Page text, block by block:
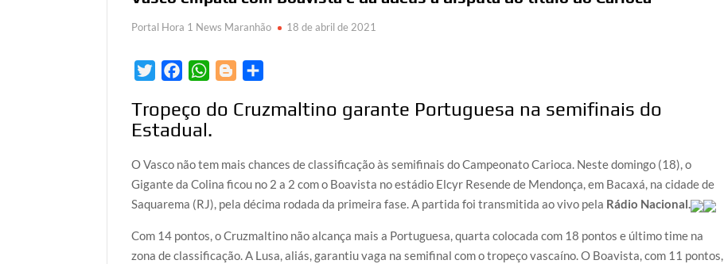
Portal Hora 1 News Maranhão 18 de abril de 2021
i
t
e
c
e
o
W
a
t
A
p
o
e
a
Tropeço do Cruzmaltino garante Portuguesa na semifinais do
Estadual.
O Vasco não tem mais chances de classificação às semifinais do Campeonato Carioca. Neste domingo (18), o
Gigante da Colina ficou no 2 a 2 com o Boavista no estádio Elcyr Resende de Mendonça, em Bacaxá, na cidade de
Saquarema (RJ), pela décima rodada da primeira fase. A partida foi transmitida ao vivo pela Rádio Nacional.
Com 14 pontos, o Cruzmaltino não alcança mais a Portuguesa, quarta colocada com 18 pontos e último time na
zona de classificação. A Lusa, aliás, garantiu vaga na semifinal com o tropeço vascaíno. O Boavista, com 11 pontos,